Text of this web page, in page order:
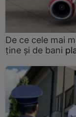
De ce cele mai
ține și de bani